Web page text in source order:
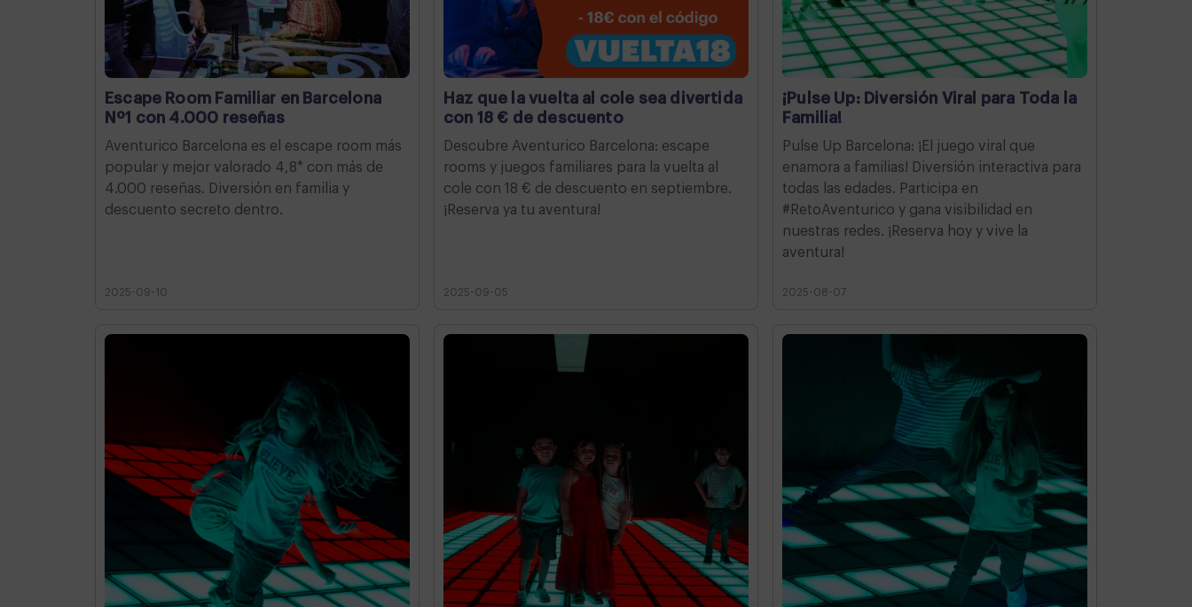
Escape Room Familiar en Barcelona
Nº1 con 4.000 reseñas
Aventurico Barcelona es el escape room más
popular y mejor valorado 4,8* con más de
4.000 reseñas. Diversión en familia y
descuento secreto dentro.
2025-09-10
Haz que la vuelta al cole sea divertida
con 18 € de descuento
Descubre Aventurico Barcelona: escape
rooms y juegos familiares para la vuelta al
cole con 18 € de descuento en septiembre.
¡Reserva ya tu aventura!
2025-09-05
¡Pulse Up: Diversión Viral para Toda la
Familia!
Pulse Up Barcelona: ¡El juego viral que
enamora a familias! Diversión interactiva para
todas las edades. Participa en
#RetoAventurico y gana visibilidad en
nuestras redes. ¡Reserva hoy y vive la
aventura!
2025-08-07